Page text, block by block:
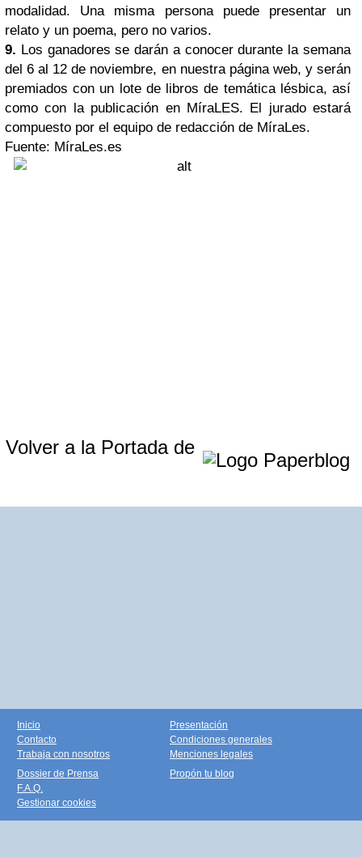
modalidad. Una misma persona puede presentar un
relato y un poema, pero no varios.
9. Los ganadores se darán a conocer durante la semana
del 6 al 12 de noviembre, en nuestra página web, y serán
premiados con un lote de libros de temática lésbica, así
como con la publicación en MíraLES. El jurado estará
compuesto por el equipo de redacción de MíraLes.
Fuente: MíraLes.es
Volver a la Portada de
Inicio
Contacto
Trabaja con nosotros
Presentación
Condiciones generales
Menciones legales
Dossier de Prensa
F.A.Q.
Gestionar cookies
Propón tu blog